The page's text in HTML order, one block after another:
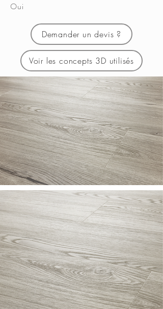
Oui
Demander un devis ?
Voir les concepts 3D utilisés